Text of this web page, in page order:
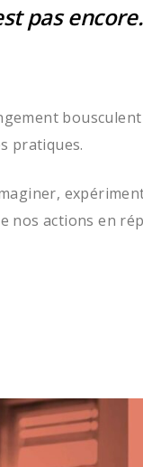
pas
pratiques.
nos actions en